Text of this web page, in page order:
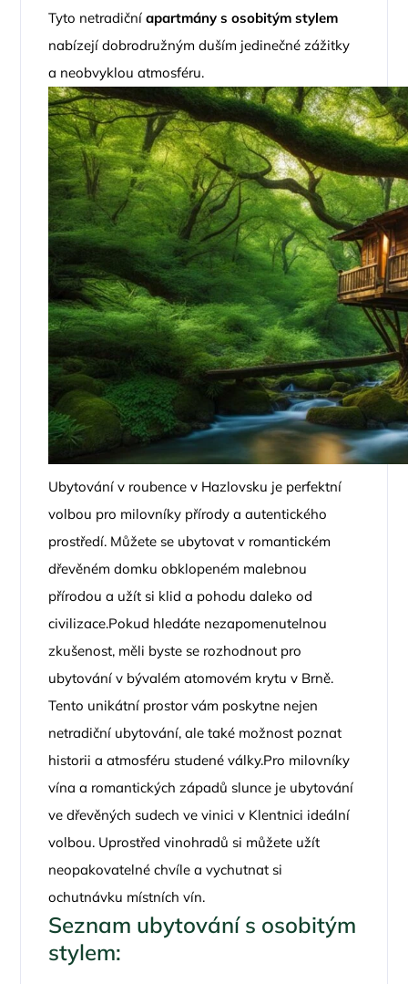
Tyto netradičníapartmány s osobitým stylem
nabízejí dobrodružným duším jedinečné zážitky
a neobvyklou atmosféru.
Ubytování v roubence v Hazlovsku je perfektní
volbou pro milovníky přírody a autentického
prostředí. Můžete se ubytovat v romantickém
dřevěném domku obklopeném malebnou
přírodou a užít si klid a pohodu daleko od
civilizace.Pokud hledáte nezapomenutelnou
zkušenost, měli byste se rozhodnout pro
ubytování v bývalém atomovém krytu v Brně.
Tento unikátní prostor vám poskytne nejen
netradiční ubytování, ale také možnost poznat
historii a atmosféru studené války.Pro milovníky
vína a romantických západů slunce je ubytování
ve dřevěných sudech ve vinici v Klentnici ideální
volbou. Uprostřed vinohradů si můžete užít
neopakovatelné chvíle a vychutnat si
ochutnávku místních vín.
Seznam ubytování s osobitým
stylem: